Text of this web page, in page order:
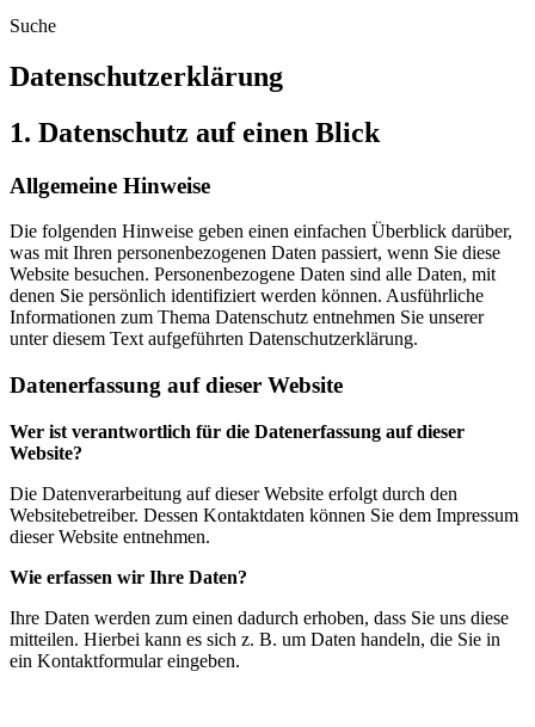
Suche
Datenschutzerklärung
1. Datenschutz auf einen Blick
Allgemeine Hinweise
Die folgenden Hinweise geben einen einfachen Überblick darüber,
was mit Ihren personenbezogenen Daten passiert, wenn Sie diese
Website besuchen. Personenbezogene Daten sind alle Daten, mit
denen Sie persönlich identifiziert werden können. Ausführliche
Informationen zum Thema Datenschutz entnehmen Sie unserer
unter diesem Text aufgeführten Datenschutzerklärung.
Datenerfassung auf dieser Website
Wer ist verantwortlich für die Datenerfassung auf dieser
Website?
Die Datenverarbeitung auf dieser Website erfolgt durch den
Websitebetreiber. Dessen Kontaktdaten können Sie dem Impressum
dieser Website entnehmen.
Wie erfassen wir Ihre Daten?
Ihre Daten werden zum einen dadurch erhoben, dass Sie uns diese
mitteilen. Hierbei kann es sich z. B. um Daten handeln, die Sie in
ein Kontaktformular eingeben.